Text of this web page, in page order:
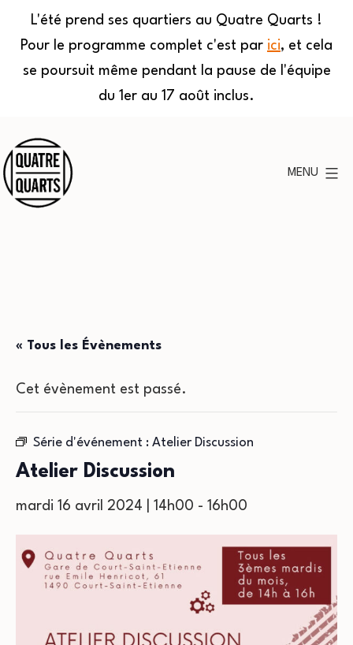
L'été prend ses quartiers au Quatre Quarts !
Pour le programme complet c'est par ici, et cela
se poursuit même pendant la pause de l'équipe
du 1er au 17 août inclus.
au
contenu
MENU
« Tous les Évènements
Cet évènement est passé.
Série d'événement : Atelier Discussion
Atelier Discussion
mardi 16 avril 2024 | 14h00 - 16h00